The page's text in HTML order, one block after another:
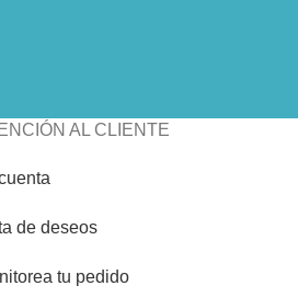
AL CLIENTE
de deseos
tu pedido